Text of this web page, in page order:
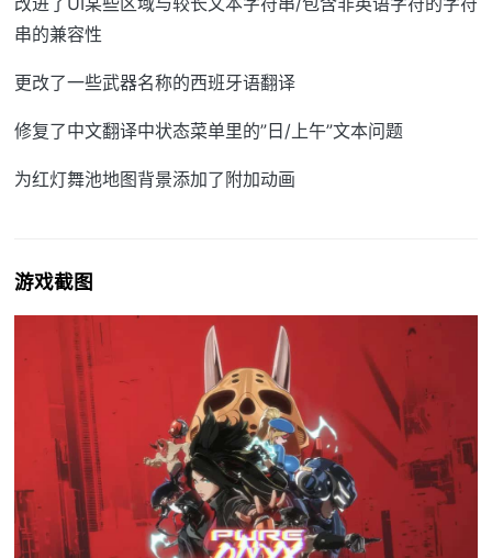
串的兼容性
更改了一些武器名称的西班牙语翻译
修复了中文翻译中状态菜单里的”日/上午”文本问题
为红灯舞池地图背景添加了附加动画
游戏截图